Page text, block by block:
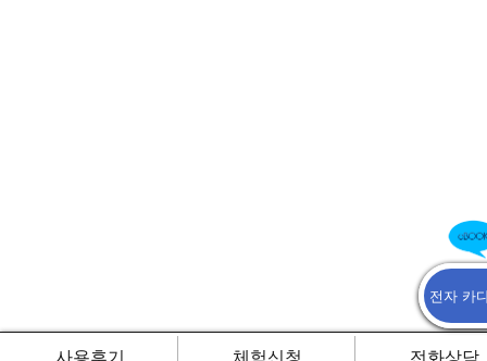
사용후기 체험신청 전화상담
전자 카